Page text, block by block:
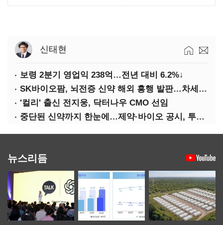
신태현
보령 2분기 영업익 238억…전년 대비 6.2%↓
SK바이오팜, 뇌전증 신약 해외 흥행 발판…차세대 신약 개발 속도
'컬리' 출신 전지웅, 닥터나우 CMO 선임
중단된 신약까지 한눈에…제약·바이오 공시, 투명해진다
뉴스리듬